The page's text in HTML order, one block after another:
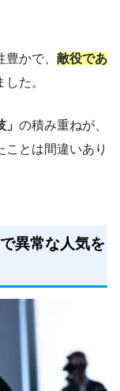
かで、 敵役であ
た。
の積み重ねが、
とは間違いあり
異常な人気を